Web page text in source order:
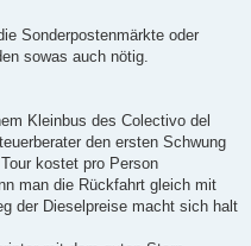
Sonderpostenmärkte oder
sowas auch nötig.
Kleinbus des Colectivo del
den ersten Schwung
kostet pro Person
man die Rückfahrt gleich mit
der Dieselpreise macht sich halt